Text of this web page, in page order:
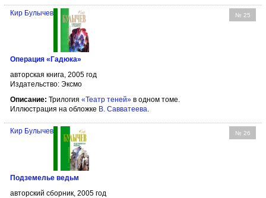
№ 25
Кир Булычев
Операция «Гадюка»
авторская книга, 2005 год
Издательство: Эксмо
Описание: Трилогия «Театр теней» в одном томе.
Иллюстрация на обложке В. Савватеева.
№ 26
Кир Булычев
Подземелье ведьм
авторский сборник, 2005 год